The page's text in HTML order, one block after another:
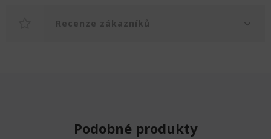
Recenze zákazníků
Podobné produkty